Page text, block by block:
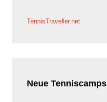
TennisTraveller.net
Neue Tenniscamps